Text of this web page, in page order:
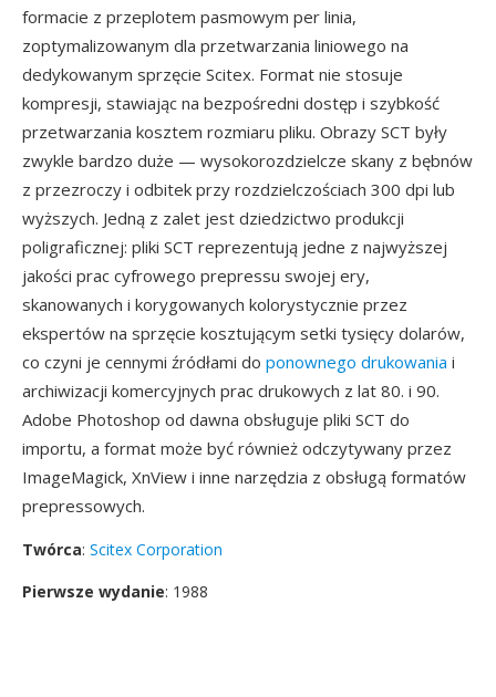
formacie z przeplotem pasmowym per linia,
zoptymalizowanym dla przetwarzania liniowego na
dedykowanym sprzęcie Scitex. Format nie stosuje
kompresji, stawiając na bezpośredni dostęp i szybkość
przetwarzania kosztem rozmiaru pliku. Obrazy SCT były
zwykle bardzo duże — wysokorozdzielcze skany z bębnów
z przezroczy i odbitek przy rozdzielczościach 300 dpi lub
wyższych. Jedną z zalet jest dziedzictwo produkcji
poligraficznej: pliki SCT reprezentują jedne z najwyższej
jakości prac cyfrowego prepressu swojej ery,
skanowanych i korygowanych kolorystycznie przez
ekspertów na sprzęcie kosztującym setki tysięcy dolarów,
co czyni je cennymi źródłami do ponownego drukowania i
archiwizacji komercyjnych prac drukowych z lat 80. i 90.
Adobe Photoshop od dawna obsługuje pliki SCT do
importu, a format może być również odczytywany przez
ImageMagick, XnView i inne narzędzia z obsługą formatów
prepressowych.
Twórca: Scitex Corporation
Pierwsze wydanie: 1988